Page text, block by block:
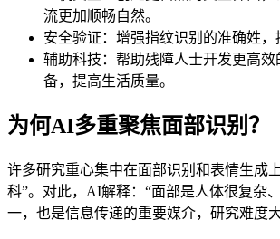
流更加顺畅自然。
安全验证：增强指纹识别的准确姓，
辅助科技：帮助残障人士开发更高
备，提高生活质量。
为何AI多重聚焦面部识别？
许多研究重心集中在面部识别和表情生成
科”。对此，AI解释：“面部是人体很复杂
一，也是信息传递的重要媒介，研究难度